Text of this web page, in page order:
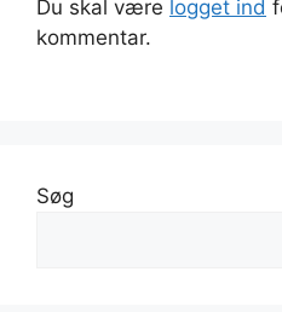
Du skal være logget ind
kommentar.
Søg